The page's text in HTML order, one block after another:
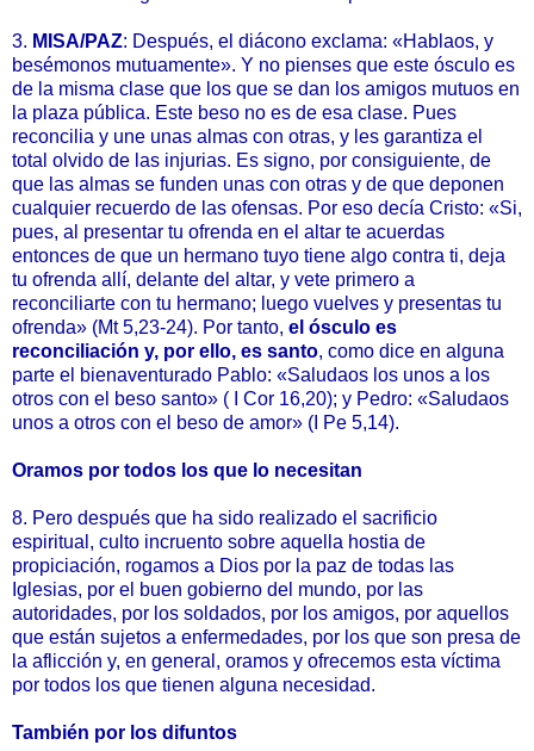
3. MISA/PAZ: Después, el diácono exclama: «Hablaos, y
besémonos mutuamente». Y no pienses que este ósculo es
de la misma clase que los que se dan los amigos mutuos en
la plaza pública. Este beso no es de esa clase. Pues
reconcilia y une unas almas con otras, y les garantiza el
total olvido de las injurias. Es signo, por consiguiente, de
que las almas se funden unas con otras y de que deponen
cualquier recuerdo de las ofensas. Por eso decía Cristo: «Si,
pues, al presentar tu ofrenda en el altar te acuerdas
entonces de que un hermano tuyo tiene algo contra ti, deja
tu ofrenda allí, delante del altar, y vete primero a
reconciliarte con tu hermano; luego vuelves y presentas tu
ofrenda» (Mt 5,23-24). Por tanto, el ósculo es
reconciliación y, por ello, es santo, como dice en alguna
parte el bienaventurado Pablo: «Saludaos los unos a los
otros con el beso santo» ( I Cor 16,20); y Pedro: «Saludaos
unos a otros con el beso de amor» (I Pe 5,14).
Oramos por todos los que lo necesitan
8. Pero después que ha sido realizado el sacrificio
espiritual, culto incruento sobre aquella hostia de
propiciación, rogamos a Dios por la paz de todas las
Iglesias, por el buen gobierno del mundo, por las
autoridades, por los soldados, por los amigos, por aquellos
que están sujetos a enfermedades, por los que son presa de
la aflicción y, en general, oramos y ofrecemos esta víctima
por todos los que tienen alguna necesidad.
También por los difuntos